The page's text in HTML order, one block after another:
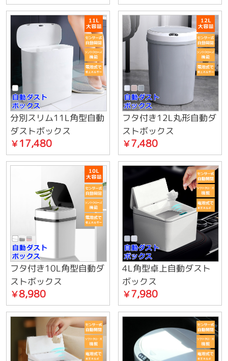
分別スリム11L角型自動
ダストボックス
￥17,480
フタ付き12L丸形自動ダ
ストボックス
￥7,480
フタ付き10L角型自動ダ
ストボックス
￥8,980
4L角型卓上自動ダスト
ボックス
￥7,980